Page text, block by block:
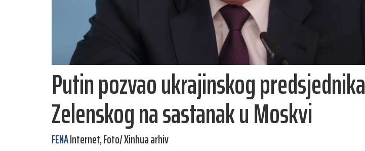
Putin pozvao ukrajinskog predsjednika
Zelenskog na sastanak u Moskvi
FENAInternet, Foto/ Xinhua arhiv